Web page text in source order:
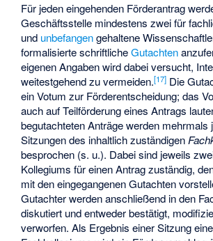
Für jeden eingehenden Förderantrag
Geschäftsstelle mindestens zwei für
und unbefangengehaltene
formalisierte schriftlicheGutachten
eigenen Angaben wird dabei versucht,
weitestgehend zu vermeiden.[17] Die
ein Votum zur Förderentscheidung; das
auch auf Teilförderung eines Antrags
begutachteten Anträge werden mehrmals
Sitzungen des inhaltlich zuständigen
besprochen (s. u.). Dabei sind jeweils
Kollegiums für einen Antrag zuständig,
mit den eingegangenen Gutachten
Gutachter werden anschließend in den
diskutiert und entweder bestätigt,
verworfen. Als Ergebnis einer Sitzung